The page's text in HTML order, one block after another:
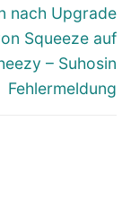
nach Upgrade
Squeeze auf
– Suhosin
Fehlermeldung